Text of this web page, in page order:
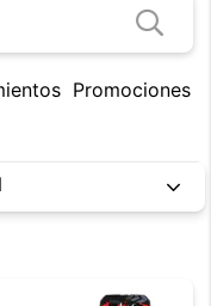
Promociones